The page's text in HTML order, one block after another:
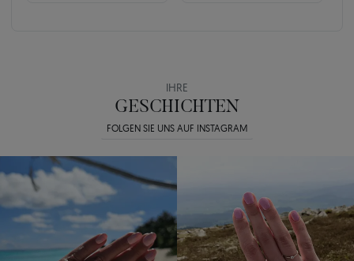
IHRE
GESCHICHTEN
FOLGEN SIE UNS AUF INSTAGRAM